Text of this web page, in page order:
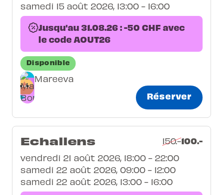
samedi 15 août 2026, 13:00 - 16:00
Jusqu'au 31.08.26 : -50 CHF avec
le code AOUT26
Disponible
Mareeva
Réserver
Echallens 150.-100.-
vendredi 21 août 2026, 18:00 - 22:00
samedi 22 août 2026, 09:00 - 12:00
samedi 22 août 2026, 13:00 - 16:00